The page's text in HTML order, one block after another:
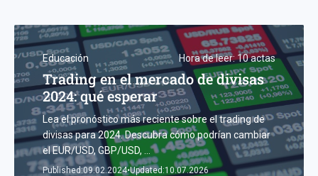
Educación Hora de leer:10actas
Trading en el mercado de divisas
2024: qué esperar
Lea el pronóstico más reciente sobre el trading de
divisas para 2024. Descubra cómo podrían cambiar
el EUR/USD, GBP/USD, ...
Published:09.02.2024•Updated:10.07.2026